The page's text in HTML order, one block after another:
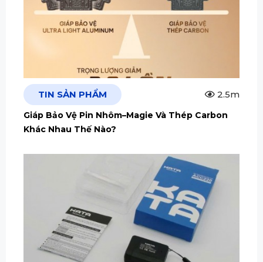
TIN SẢN PHẨM 2.5m
Giáp Bảo Vệ Pin Nhôm–Magie Và Thép Carbon
Khác Nhau Thế Nào?